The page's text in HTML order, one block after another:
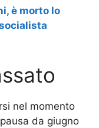
è morto lo
nel momento
da giugno